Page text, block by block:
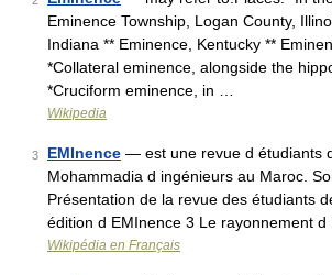
Eminence Township, Logan County,
Indiana ** Eminence, Kentucky **
*Collateral eminence, alongside the
*Cruciform eminence, in …
Wikipedia
3 EMInence — est une revue d étudiants
Mohammadia d ingénieurs au Maroc.
Présentation de la revue des étudiants
édition d EMInence 3 Le rayonnement d
Wikipédia en Français